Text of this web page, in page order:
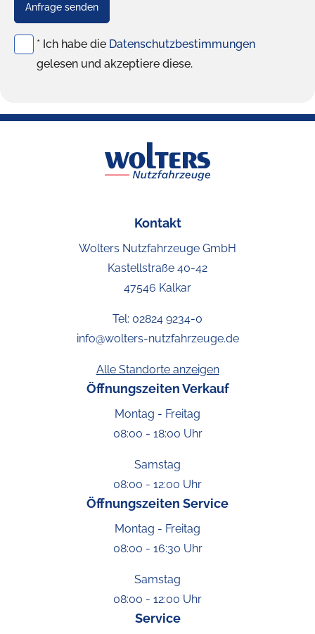
Anfrage senden
* Ich habe die Datenschutzbestimmungen
gelesen und akzeptiere diese.
Kontakt
Wolters Nutzfahrzeuge GmbH
Kastellstraße 40-42
47546 Kalkar
Tel: 02824 9234-0
info@wolters-nutzfahrzeuge.de
Alle Standorte anzeigen
Öffnungszeiten Verkauf
Montag - Freitag
08:00 - 18:00 Uhr
Samstag
08:00 - 12:00 Uhr
Öffnungszeiten Service
Montag - Freitag
08:00 - 16:30 Uhr
Samstag
08:00 - 12:00 Uhr
Service